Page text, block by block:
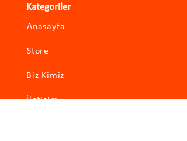
Kategoriler
Anasayfa
Store
Biz Kimiz
İletişim